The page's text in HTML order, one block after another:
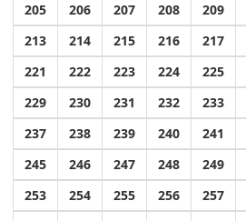
205
206 207 208 209
213
214 215 216 217
221
222 223 224 225
229
230 231 232 233
237
238 239 240 241
245
246 247 248 249
253
254 255 256 257